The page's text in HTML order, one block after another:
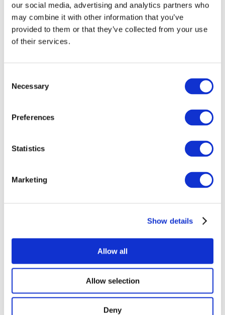
our social media, advertising and analytics partners who
may combine it with other information that you’ve
provided to them or that they’ve collected from your use
of their services.
Selection
Necessary
Preferences
Statistics
Marketing
Show details
Allow all
Allow selection
Deny
Всі заходи
Концерти